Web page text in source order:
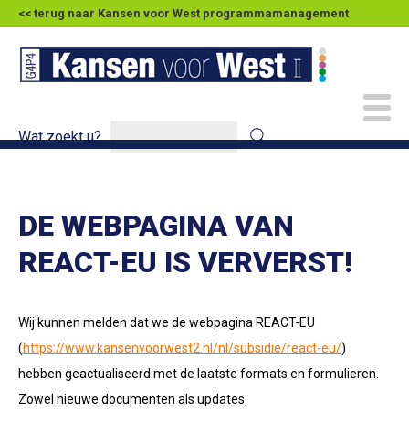
<< terug naar Kansen voor West programmamanagement
Wat zoekt u?
DE WEBPAGINA VAN
REACT-EU IS VERVERST!
Wij kunnen melden dat we de webpagina REACT-EU
(https://www.kansenvoorwest2.nl/nl/subsidie/react-eu/)
hebben geactualiseerd met de laatste formats en formulieren.
Zowel nieuwe documenten als updates.